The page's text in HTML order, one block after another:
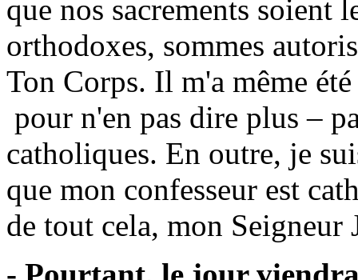
que nos sacrements soient
orthodoxes, sommes
Ton Corps. Il m'a même
pour n'en pas dire plus –
catholiques. En outre, je
que mon confesseur est
de tout cela, mon Seigneur